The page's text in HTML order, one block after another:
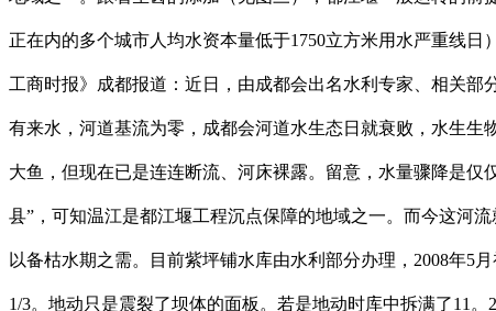
正在内的多个城市人均水资本量低于1750立方米用水严重线
工商时报》成都报道：近日，由成都会出名水利专家、相关
有来水，河道基流为零，成都会河道水生态日就衰败，水生
大鱼，但现在已是连连断流、河床裸露。留意，水量骤降是仅
县”，可知温江是都江堰工程沉点保障的地域之一。而今这河
以备枯水期之需。目前紫坪铺水库由水利部分办理，2008年5
1/3。地动只是震裂了坝体的面板。若是地动时库中拆满了11